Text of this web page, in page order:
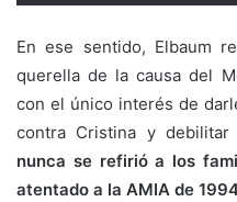
En ese sentido, Elbaum
querella de la causa del
con el único interés de
contra Cristina y debilitar
nunca se refirió a los
atentado a la AMIA de